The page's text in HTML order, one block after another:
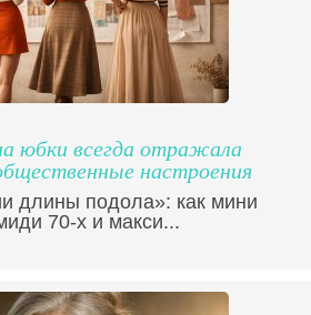
юбки всегда отражала
настроения
длины подола»: как мини
70-х и макси...